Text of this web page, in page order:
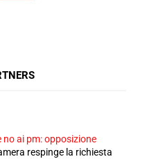
no ai pm: opposizione
respinge la richiesta